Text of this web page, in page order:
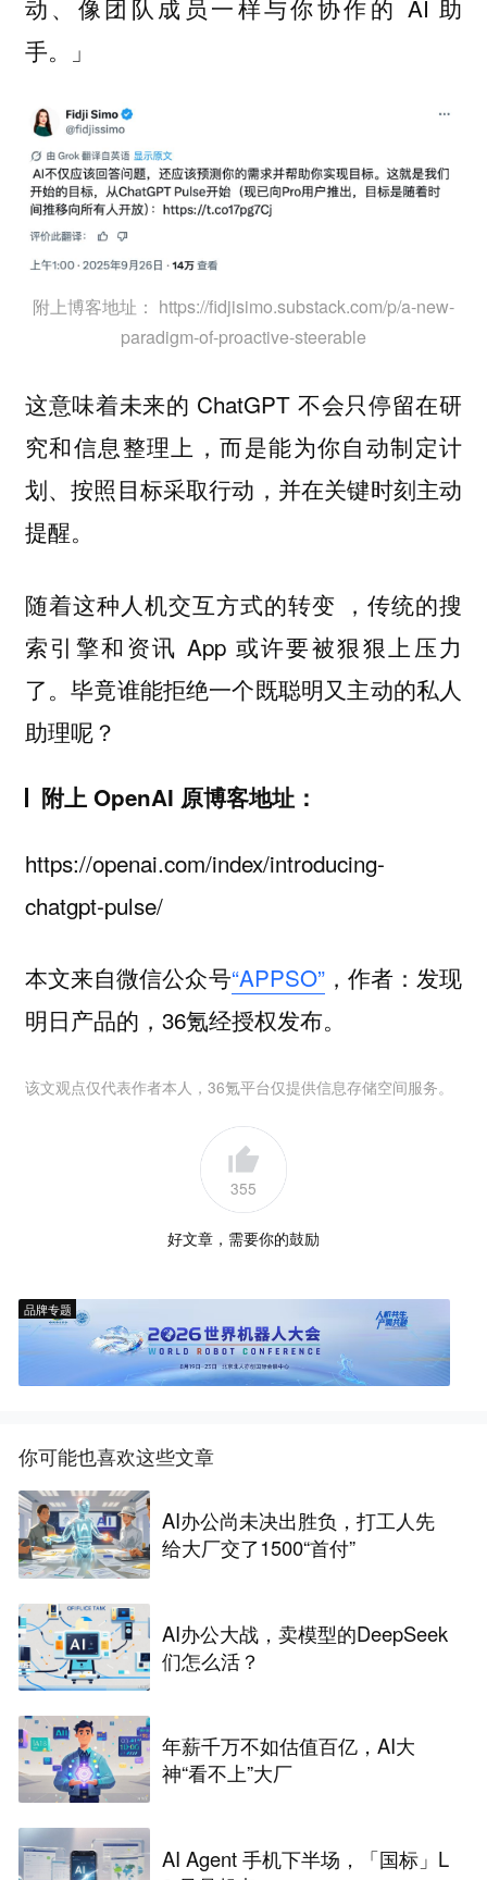
动、像团队成员一样与你协作的 AI 助
手。」
附上博客地址： https://fidjisimo.substack.com/p/a-new-
paradigm-of-proactive-steerable
这意味着未来的 ChatGPT 不会只停留在研
究和信息整理上，而是能为你自动制定计
划、按照目标采取行动，并在关键时刻主动
提醒。
随着这种人机交互方式的转变 ，传统的搜
索引擎和资讯 App 或许要被狠狠上压力
了。毕竟谁能拒绝一个既聪明又主动的私人
助理呢？
附上 OpenAI 原博客地址：
https://openai.com/index/introducing-
chatgpt-pulse/
本文来自微信公众号“APPSO”，作者：发现
明日产品的，36氪经授权发布。
该文观点仅代表作者本人，36氪平台仅提供信息存储空间服务。
355
好文章，需要你的鼓励
品牌专题
你可能也喜欢这些文章
AI办公尚未决出胜负，打工人先
给大厂交了1500“首付”
AI办公大战，卖模型的DeepSeek
们怎么活？
年薪千万不如估值百亿，AI大
神“看不上”大厂
AI Agent 手机下半场，「国标」L